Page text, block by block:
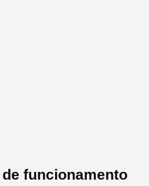
funcionamento